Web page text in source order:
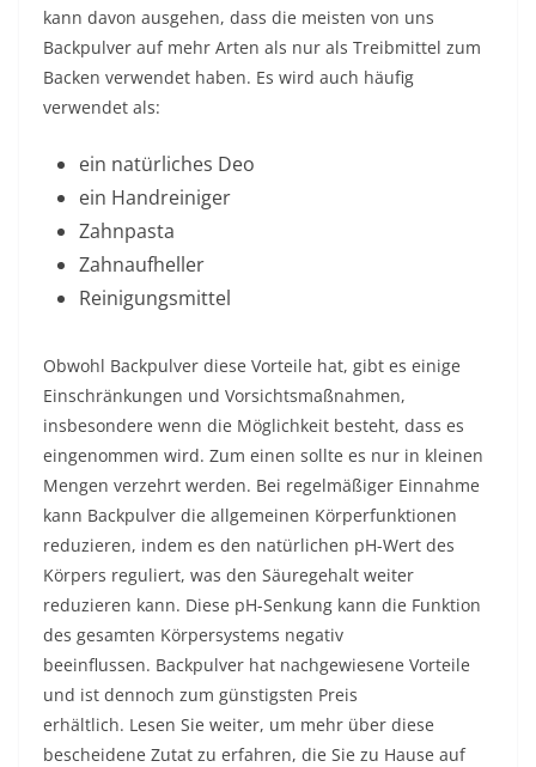
kann davon ausgehen, dass die meisten von uns
Backpulver auf mehr Arten als nur als Treibmittel zum
Backen verwendet haben. Es wird auch häufig
verwendet als:
ein natürliches Deo
ein Handreiniger
Zahnpasta
Zahnaufheller
Reinigungsmittel
Obwohl Backpulver diese Vorteile hat, gibt es einige
Einschränkungen und Vorsichtsmaßnahmen,
insbesondere wenn die Möglichkeit besteht, dass es
eingenommen wird. Zum einen sollte es nur in kleinen
Mengen verzehrt werden. Bei regelmäßiger Einnahme
kann Backpulver die allgemeinen Körperfunktionen
reduzieren, indem es den natürlichen pH-Wert des
Körpers reguliert, was den Säuregehalt weiter
reduzieren kann. Diese pH-Senkung kann die Funktion
des gesamten Körpersystems negativ
beeinflussen. Backpulver hat nachgewiesene Vorteile
und ist dennoch zum günstigsten Preis
erhältlich. Lesen Sie weiter, um mehr über diese
bescheidene Zutat zu erfahren, die Sie zu Hause auf